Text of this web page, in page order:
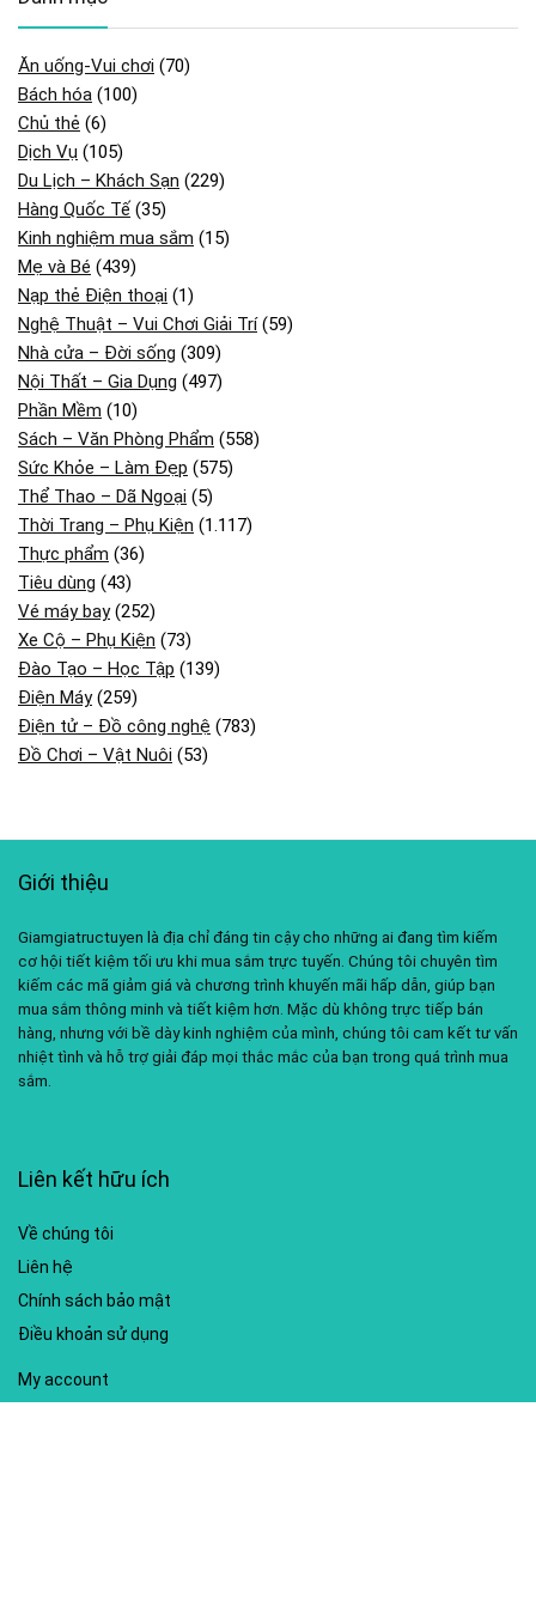
Ăn uống-Vui chơi (70)
Bách hóa (100)
Chủ thẻ (6)
Dịch Vụ (105)
Du Lịch – Khách Sạn (229)
Hàng Quốc Tế (35)
Kinh nghiệm mua sắm (15)
Mẹ và Bé (439)
Nạp thẻ Điện thoại (1)
Nghệ Thuật – Vui Chơi Giải Trí(59)
Nhà cửa – Đời sống (309)
Nội Thất – Gia Dụng (497)
Phần Mềm (10)
Sách – Văn Phòng Phẩm (558)
Sức Khỏe – Làm Đẹp (575)
Thể Thao – Dã Ngoại (5)
Thời Trang – Phụ Kiện (1.117)
Thực phẩm (36)
Tiêu dùng (43)
Vé máy bay(252)
Xe Cộ – Phụ Kiện (73)
Đào Tạo – Học Tập (139)
Điện Máy(259)
Điện tử – Đồ công nghệ (783)
Đồ Chơi – Vật Nuôi (53)
Giới thiệu
Giamgiatructuyen là địa chỉ đáng tin cậy cho những ai đang tìm kiếm
cơ hội tiết kiệm tối ưu khi mua sắm trực tuyến. Chúng tôi chuyên tìm
kiếm các mã giảm giá và chương trình khuyến mãi hấp dẫn, giúp bạn
mua sắm thông minh và tiết kiệm hơn. Mặc dù không trực tiếp bán
hàng, nhưng với bề dày kinh nghiệm của mình, chúng tôi cam kết tư vấn
nhiệt tình và hỗ trợ giải đáp mọi thắc mắc của bạn trong quá trình mua
sắm.
Liên kết hữu ích
Về chúng tôi
Liên hệ
Chính sách bảo mật
Điều khoản sử dụng
My account